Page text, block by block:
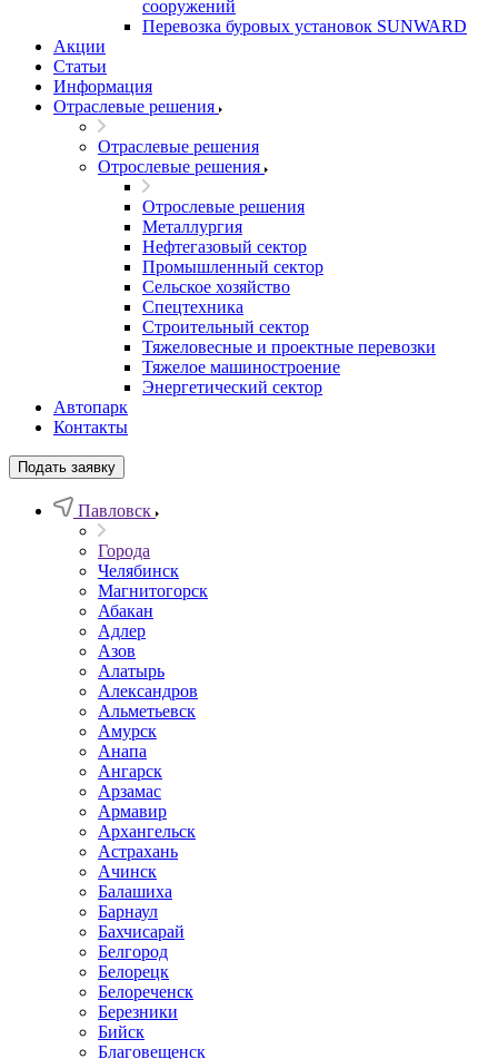
сооружений
Перевозка буровых установок SUNWARD
Акции
Статьи
Информация
Отраслевые решения
Отраслевые решения
Отрослевые решения
Отрослевые решения
Металлургия
Нефтегазовый сектор
Промышленный сектор
Сельское хозяйство
Спецтехника
Строительный сектор
Тяжеловесные и проектные перевозки
Тяжелое машиностроение
Энергетический сектор
Автопарк
Контакты
Подать заявку
Павловск
Города
Челябинск
Магнитогорск
Абакан
Адлер
Азов
Алатырь
Александров
Альметьевск
Амурск
Анапа
Ангарск
Арзамас
Армавир
Архангельск
Астрахань
Ачинск
Балашиха
Барнаул
Бахчисарай
Белгород
Белорецк
Белореченск
Березники
Бийск
Благовещенск